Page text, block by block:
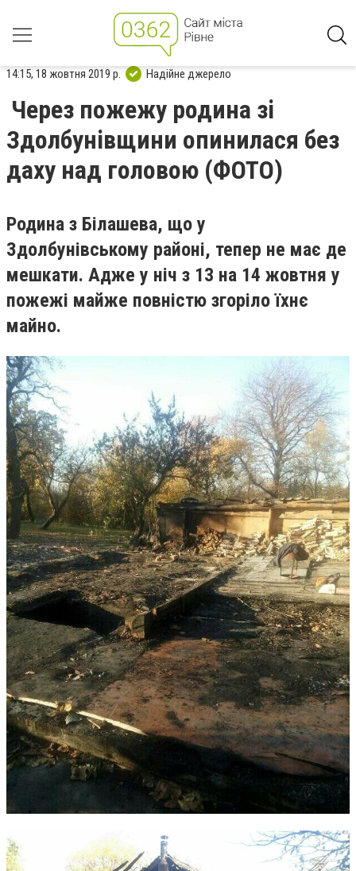
14:15, 18 жовтня 2019 р. Надійне джерело
Через пожежу родина зі
Здолбунівщини опинилася без
даху над головою (ФОТО)
Родина з Білашева, що у
Здолбунівському районі, тепер не має де
мешкати. Адже у ніч з 13 на 14 жовтня у
пожежі майже повністю згоріло їхнє
майно.